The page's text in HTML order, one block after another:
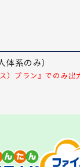
体系のみ）
プラン』でのみ出